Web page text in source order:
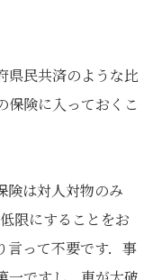
県民共済のような比
保険に入っておくこ
険は対人対物のみ
限にすることをお
言って不要です．事